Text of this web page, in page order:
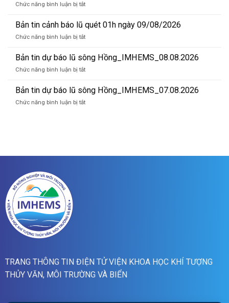
báo
sông
Hồng_IMHEMS_10.08.2026
Chức năng bình luận bị tắtở
tin
báo
sông
Hồng_IMHEMS_09.08.2026
Bản tin cảnh báo lũ quét 01h ngày 09/08/2026
Chức năng bình luận bị tắtở
tin
báo
quét
01h
Bản tin dự báo lũ sông Hồng_IMHEMS_08.08.2026
Chức năng bình luận bị tắtở
tin
báo
Bản tin dự báo lũ sông Hồng_IMHEMS_07.08.2026
Chức năng bình luận bị tắtở
sông
TRANG THÔNG TIN ĐIỆN TỬ VIỆN KHOA HỌC KHÍ TƯỢNG
THỦY VĂN, MÔI TRƯỜNG VÀ BIỂN